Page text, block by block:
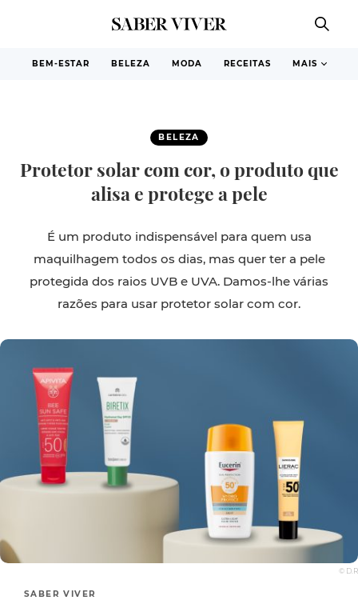
BEM-ESTAR BELEZA MODA RECEITAS MAIS
BELEZA
Protetor solar com cor, o produto que
alisa e protege a pele
É um produto indispensável para quem usa
maquilhagem todos os dias, mas quer ter a pele
protegida dos raios UVB e UVA. Damos-lhe várias
razões para usar protetor solar com cor.
© D.R
SABER VIVER